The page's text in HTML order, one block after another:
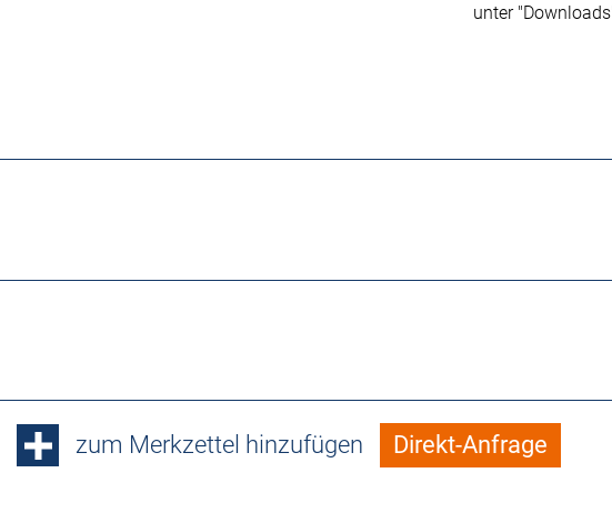
unter
zum Merkzettel hinzufügen Direkt-Anfrage